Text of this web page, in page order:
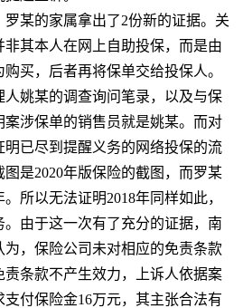
某的家属拿出了2份新的证据。关
其本人在网上自助投保，而是由
买，后者再将保单交给投保人。
姚某的调查询问笔录，以及与保
案涉保单的销售员就是姚某。而对
已尽到提醒义务的网络投保的流
是2020年版保险的截图，而罗某
所以无法证明2018年同样如此，
由于这一次有了充分的证据，南
，保险公司未对相应的免责条款
条款不产生效力，上诉人依据案
付保险金16万元，其主张合法有